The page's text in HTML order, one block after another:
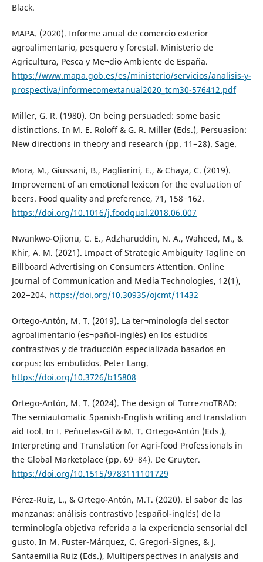
Black.
MAPA. (2020). Informe anual de comercio exterior
agroalimentario, pesquero y forestal. Ministerio de
Agricultura, Pesca y Me¬dio Ambiente de España.
https://www.mapa.gob.es/es/ministerio/servicios/analisis-y-
prospectiva/informecomextanual2020_tcm30-576412.pdf
Miller, G. R. (1980). On being persuaded: some basic
distinctions. In M. E. Roloff & G. R. Miller (Eds.), Persuasion:
New directions in theory and research (pp. 11−28). Sage.
Mora, M., Giussani, B., Pagliarini, E., & Chaya, C. (2019).
Improvement of an emotional lexicon for the evaluation of
beers. Food quality and preference, 71, 158−162.
https://doi.org/10.1016/j.foodqual.2018.06.007
Nwankwo-Ojionu, C. E., Adzharuddin, N. A., Waheed, M., &
Khir, A. M. (2021). Impact of Strategic Ambiguity Tagline on
Billboard Advertising on Consumers Attention. Online
Journal of Communication and Media Technologies, 12(1),
202−204. https://doi.org/10.30935/ojcmt/11432
Ortego-Antón, M. T. (2019). La ter¬minología del sector
agroalimentario (es¬pañol-inglés) en los estudios
contrastivos y de traducción especializada basados en
corpus: los embutidos. Peter Lang.
https://doi.org/10.3726/b15808
Ortego-Antón, M. T. (2024). The design of TorreznoTRAD:
The semiautomatic Spanish-English writing and translation
aid tool. In I. Peñuelas-Gil & M. T. Ortego-Antón (Eds.),
Interpreting and Translation for Agri-food Professionals in
the Global Marketplace (pp. 69−84). De Gruyter.
https://doi.org/10.1515/9783111101729
Pérez-Ruiz, L., & Ortego-Antón, M.T. (2020). El sabor de las
manzanas: análisis contrastivo (español-inglés) de la
terminología objetiva referida a la experiencia sensorial del
gusto. In M. Fuster-Márquez, C. Gregori-Signes, & J.
Santaemilia Ruiz (Eds.), Multiperspectives in analysis and